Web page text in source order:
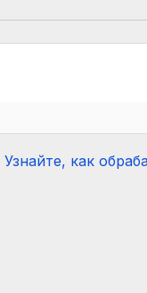
Узнайте, как